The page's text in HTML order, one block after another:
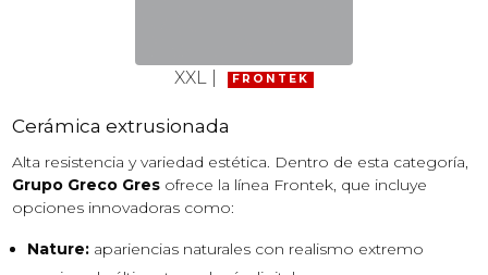
XXL | FRONTEK
Cerámica extrusionada
Alta resistencia y variedad estética. Dentro de esta categoría,
Grupo Greco Gres ofrece la línea Frontek, que incluye
opciones innovadoras como:
Nature: apariencias naturales con realismo extremo